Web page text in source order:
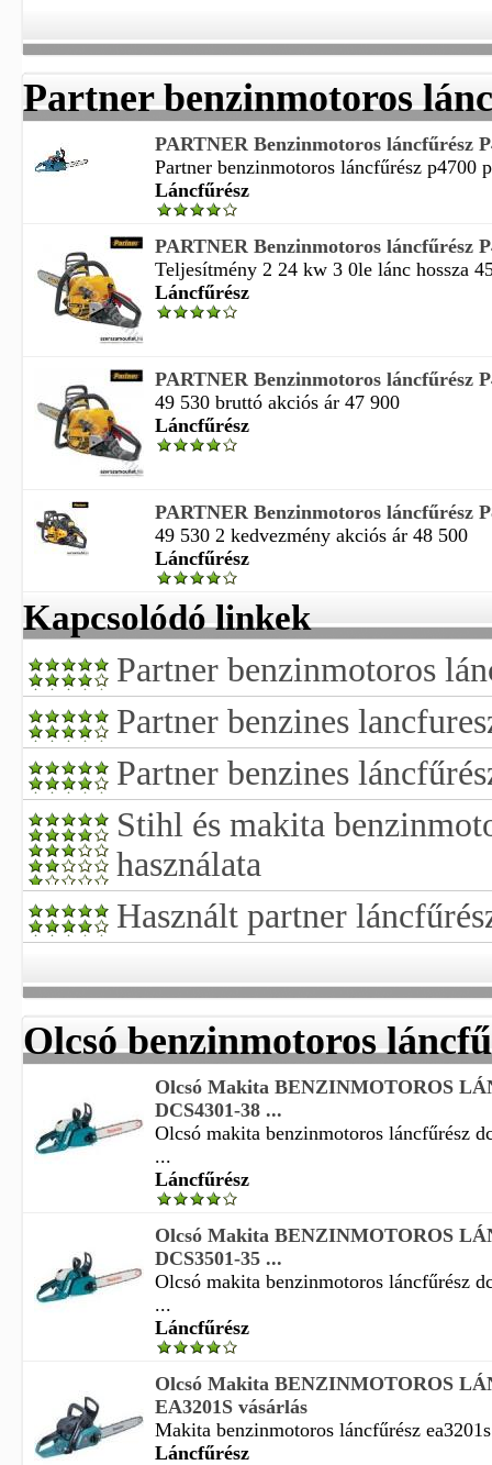
Partner benzinmotoros
PARTNER Benzinmotoros láncfűrész
Partner benzinmotoros láncfűrész p4700
Láncfűrész
PARTNER Benzinmotoros láncfűrész
Teljesítmény 2 24 kw 3 0le lánc hossza
Láncfűrész
PARTNER Benzinmotoros láncfűrész
49 530 bruttó akciós ár 47 900
Láncfűrész
PARTNER Benzinmotoros láncfűrész
49 530 2 kedvezmény akciós ár 48 500
Láncfűrész
Kapcsolódó linkek
Partner benzinmotoros
Partner benzines
Partner benzines
Stihl és makita
használata
Használt partner
Olcsó benzinmotoros
Olcsó Makita BENZINMOTOROS
DCS4301-38 ...
Olcsó makita benzinmotoros láncfűrész
...
Láncfűrész
Olcsó Makita BENZINMOTOROS
DCS3501-35 ...
Olcsó makita benzinmotoros láncfűrész
...
Láncfűrész
Olcsó Makita BENZINMOTOROS
EA3201S vásárlás
Makita benzinmotoros láncfűrész
Láncfűrész